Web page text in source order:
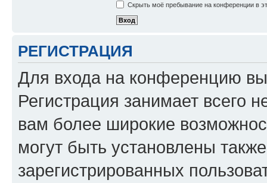
Скрыть моё пребывание на конференции в
РЕГИСТРАЦИЯ
Для входа на конференцию
Регистрация занимает всего
вам более широкие
могут быть установлены
зарегистрированных